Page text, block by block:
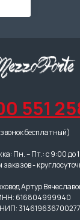
551
бесплатный)
Пн. – Пт.: с 9:00 до
-
Артур
616804999940
314619636700277